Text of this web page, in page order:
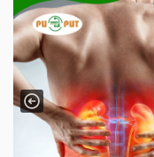
Previous